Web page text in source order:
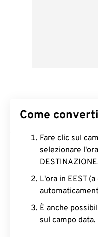
Come
Fare clic sul
selezionare
L'ora in EEST
È anche
sul campo data.